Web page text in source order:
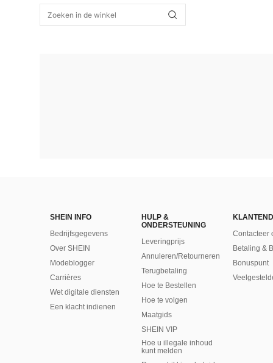
SHEIN INFO
Bedrijfsgegevens
Over SHEIN
Modeblogger
Carrières
Wet digitale diensten
Een klacht indienen
HULP &
ONDERSTEUNING
Leveringprijs
Annuleren/Retourneren
Terugbetaling
Hoe te Bestellen
Hoe te volgen
Maatgids
SHEIN VIP
Hoe u illegale inhoud
kunt melden
Contacteer
Betaling &
Bonuspunt